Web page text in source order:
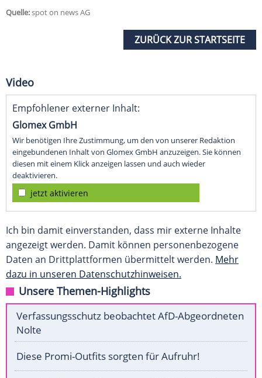
Quelle:spot on news AG
ZURÜCK ZUR STARTSEITE
Video
Empfohlener externer Inhalt:
Glomex GmbH
Wir benötigen Ihre Zustimmung, um den von unserer Redaktion
eingebundenen Inhalt von Glomex GmbH anzuzeigen. Sie können
diesen mit einem Klick anzeigen lassen und auch wieder
deaktivieren.
jetzt aktivieren
Ich bin damit einverstanden, dass mir externe Inhalte
angezeigt werden. Damit können personenbezogene
Daten an Drittplattformen übermittelt werden. Mehr
dazu in unseren Datenschutzhinweisen.
Unsere Themen-Highlights
Verfassungsschutz beobachtet AfD-Abgeordneten
Nolte
Diese Promi-Outfits sorgten für Aufruhr!